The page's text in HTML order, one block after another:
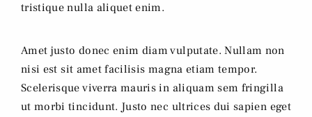
tristique nulla aliquet enim.
Amet justo donec enim diam vulputate. Nullam non
nisi est sit amet facilisis magna etiam tempor.
Scelerisque viverra mauris in aliquam sem fringilla
ut morbi tincidunt. Justo nec ultrices dui sapien eget